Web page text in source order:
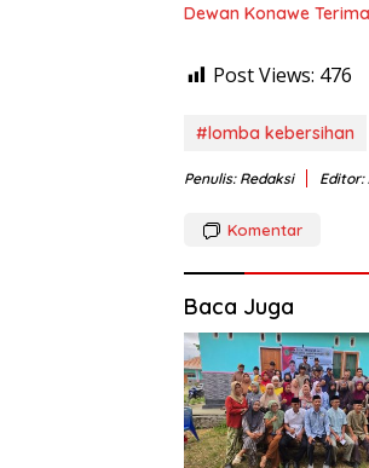
Dewan Konawe
Post Views: 476
#lomba kebersihan
Penulis: Redaksi Editor:
Komentar
Baca Juga